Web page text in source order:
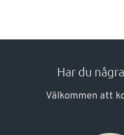
Har du
Välkommen att